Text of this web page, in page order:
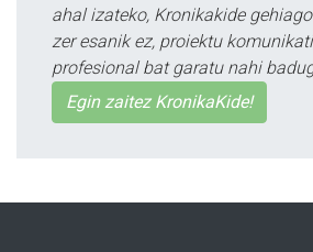
ahal izateko, Kronikakide
zer esanik ez, proiektu
profesional bat garatu nahi
Egin zaitez KronikaKide!